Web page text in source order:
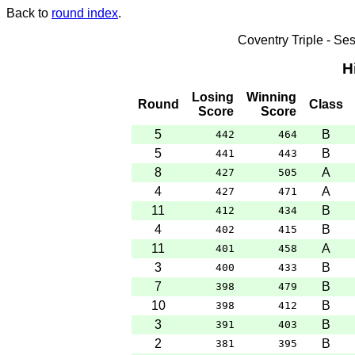
Back to round index.
Coventry Triple -
Round
Losing
Score
Winning
Score
Class
5 442 464
B
5
441 443
B
8
427 505
A
4
427 471
A
11
412 434
B
4
402 415
B
11
401 458
A
3
400 433
B
7
398 479
B
10
398 412
B
3
391 403
B
2
381 395 B